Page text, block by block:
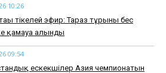
10:26
тікелей эфир: Тараз тұрғыны бес
қамауға алынды
09:54
ескекшілер Азия чемпионатын